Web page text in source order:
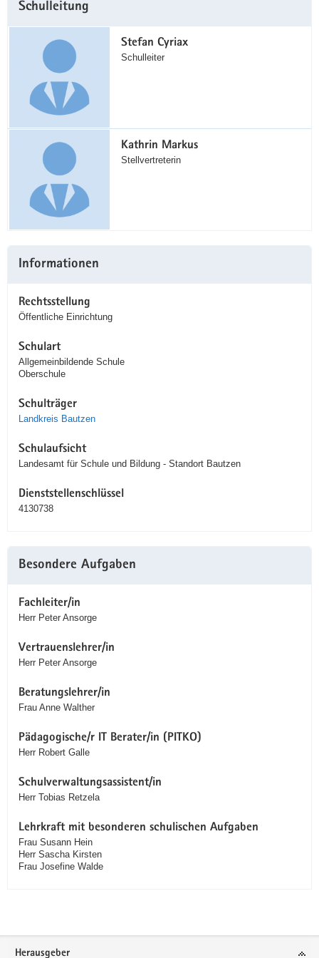
Information
Schulleitung
Stefan Cyriax
Schulleiter
Kathrin Markus
Stellvertreterin
Informationen
Rechtsstellung
Öffentliche Einrichtung
Schulart
Allgemeinbildende Schule
Oberschule
Schulträger
Landkreis Bautzen
Schulaufsicht
Landesamt für Schule und Bildung - Standort Bautzen
Dienststellenschlüssel
4130738
Besondere Aufgaben
Fachleiter/in
Herr Peter Ansorge
Vertrauenslehrer/in
Herr Peter Ansorge
Beratungslehrer/in
Frau Anne Walther
Pädagogische/r IT Berater/in (PITKO)
Herr Robert Galle
Schulverwaltungsassistent/in
Herr Tobias Retzela
Lehrkraft mit besonderen schulischen Aufgaben
Frau Susann Hein
Herr Sascha Kirsten
Frau Josefine Walde
Service
Herausgeber